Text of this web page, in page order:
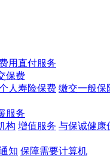
用直付服务
保费
人寿险保费 缴交一般保
服务
构 增值服务 与保诚健康
知 保障需要计算机